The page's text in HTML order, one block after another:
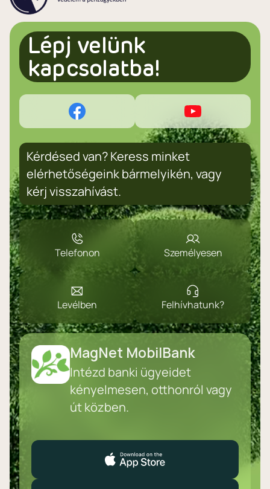
Lépj velünk
kapcsolatba!
Kérdésed van? Keress minket
elérhetőségeink bármelyikén, vagy
kérj visszahívást.
Telefonon Személyesen
Levélben Felhívhatunk?
MagNet MobilBank
Intézd banki ügyeidet
kényelmesen, otthonról vagy
út közben.